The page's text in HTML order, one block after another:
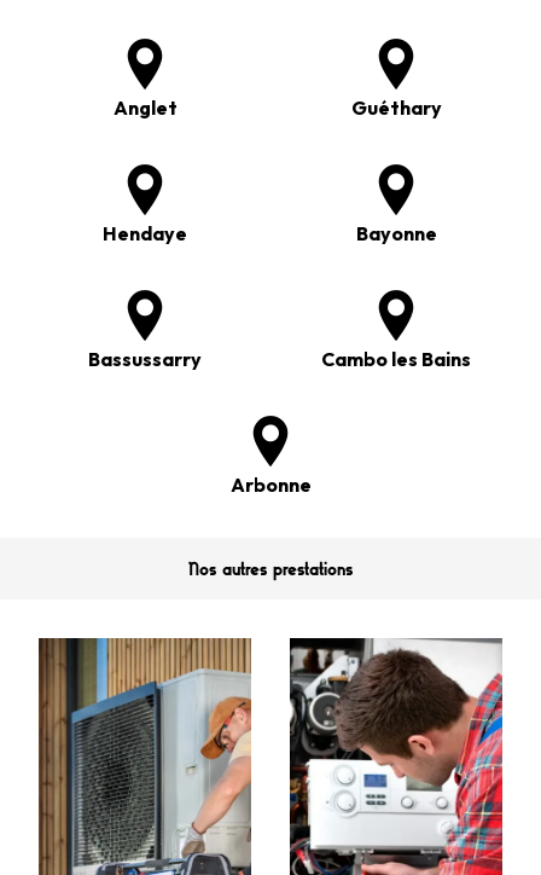
Anglet Guéthary
Hendaye Bayonne
Bassussarry Cambo les Bains
Arbonne
Nos autres prestations